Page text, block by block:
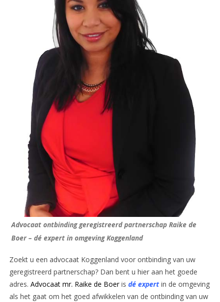
Advocaat ontbinding geregistreerd partnerschap Raike de
Boer – dé expert in omgeving Koggenland
Zoekt u een advocaat Koggenland voor ontbinding van uw
geregistreerd partnerschap? Dan bent u hier aan het goede
adres. Advocaat mr. Raike de Boeris dé expert in de omgeving
als het gaat om het goed afwikkelen van de ontbinding van uw